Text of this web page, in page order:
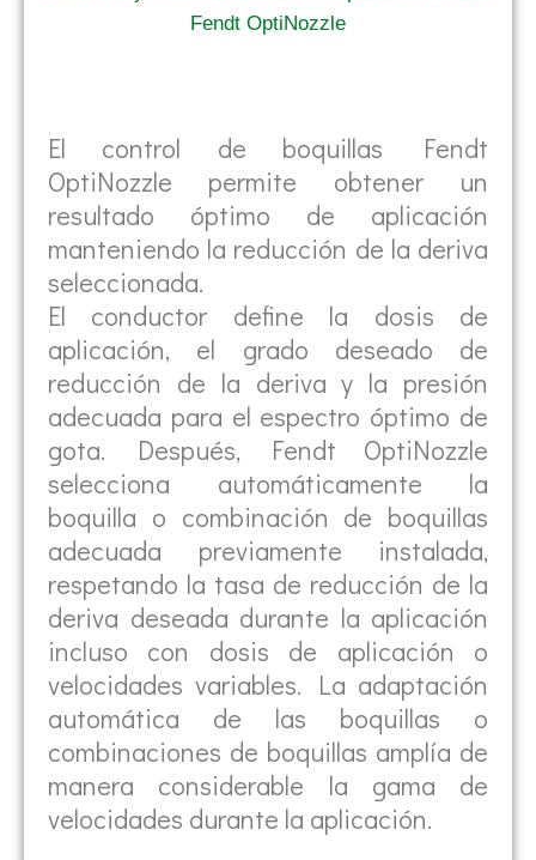
Fendt OptiNozzle
El control de boquillas Fendt
OptiNozzle permite obtener un
resultado óptimo de aplicación
manteniendo la reducción de la deriva
seleccionada.
El conductor define la dosis de
aplicación, el grado deseado de
reducción de la deriva y la presión
adecuada para el espectro óptimo de
gota. Después, Fendt OptiNozzle
selecciona automáticamente la
boquilla o combinación de boquillas
adecuada previamente instalada,
respetando la tasa de reducción de la
deriva deseada durante la aplicación
incluso con dosis de aplicación o
velocidades variables. La adaptación
automática de las boquillas o
combinaciones de boquillas amplía de
manera considerable la gama de
velocidades durante la aplicación.